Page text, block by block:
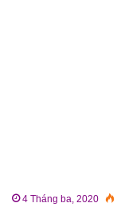
4 Tháng ba, 2020